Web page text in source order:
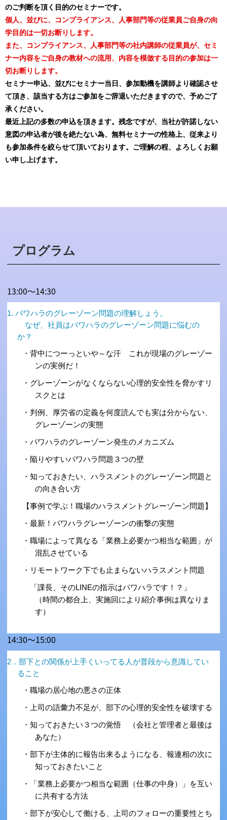
のご判断を頂く目的のセミナーです。
個人、並びに、コンプライアンス、人事部門等の従業員ご自身の向
学目的は一切お断りします。
また、コンプライアンス、人事部門等の社内講師の従業員が、セミ
ナー内容をご自身の教材への流用、内容を模倣する目的の参加は一
切お断りします。
セミナー申込、並びにセミナー当日、参加動機を講師より確認させ
て頂き、該当する方はご参加をご辞退いただきますので、予めご了
承ください。
最近上記の多数の申込を頂きます。残念ですが、当社が許諾しない
意図の申込者が後を絶たない為、無料セミナーの性格上、従来より
も参加条件を絞らせて頂いております。ご理解の程、よろしくお願
い申し上げます。
プログラム
13:00～14:30
1. パワハラのグレーゾーン問題の理解しょう。
なぜ、社員はパワハラのグレーゾーン問題に悩むの
か？
・背中につーっといや～な汗 これが現場のグレーゾー
ンの実例だ！
・グレーゾーンがなくならない心理的安全性を脅かすリ
スクとは
・判例、厚労省の定義を何度読んでも実は分からない、
グレーゾーンの実態
・パワハラのグレーゾーン発生のメカニズム
・陥りやすいパワハラ問題３つの壁
・知っておきたい、ハラスメントのグレーゾーン問題と
の向き合い方
【事例で学ぶ！職場のハラスメントグレーゾーン問題】
・最新！パワハラグレーゾーンの衝撃の実態
・職場によって異なる「業務上必要かつ相当な範囲」が
混乱させている
・リモートワーク下でも止まらないハラスメント問題
「課長、そのLINEの指示はパワハラです！？」
（時間の都合上、実施回により紹介事例は異なりま
す）
14:30～15:00
2．部下との関係が上手くいってる人が普段から意識してい
ること
・職場の居心地の悪さの正体
・上司の語彙力不足が、部下の心理的安全性を破壊する
・知っておきたい３つの覚悟 （会社と管理者と最後は
あなた）
・部下が主体的に報告出来るようになる、報連相の次に
知っておきたいこと
・「業務上必要かつ相当な範囲（仕事の中身）」を互い
に共有する方法
・部下が安心して働ける、上司のフォローの重要性とち